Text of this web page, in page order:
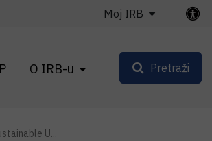
O IRB-u
Moj IRB
Pretraži
U...